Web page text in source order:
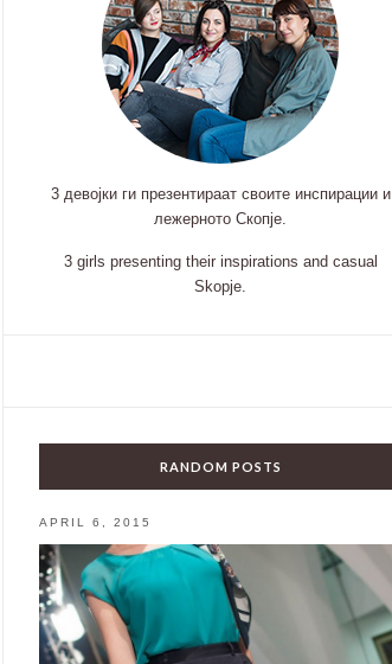
3 девојки ги презентираат своите инспирации и
лежерното Скопје.
3 girls presenting their inspirations and casual
Skopje.
RANDOM POSTS
APRIL 6, 2015